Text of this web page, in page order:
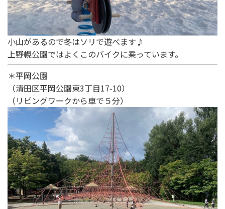
小山があるので冬はソリで遊べます♪
上野幌公園ではよくこのバイクに乗っています。
＊平岡公園
（清田区平岡公園東3丁目17-10）
（リビングワークから車で５分）